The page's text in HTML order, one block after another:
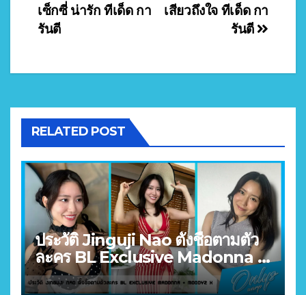
เสียวถึงใจ ทีเด็ด กา
รันตี
เซ็กซี่ น่ารัก ทีเด็ด กา
รันตี
RELATED POST
ประวัติ Jinguji Nao ตั้งชื่อตามตัว
ละคร BL Exclusive Madonna +
MOODYZ X